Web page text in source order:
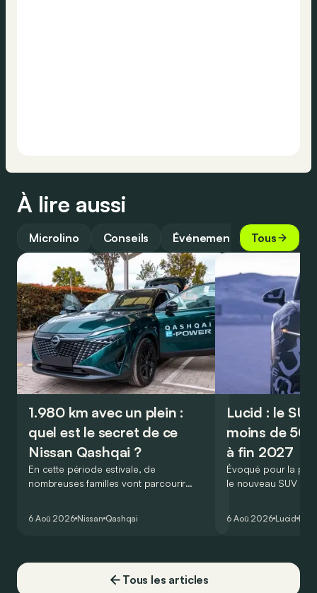
À lire aussi
Microlino Conseils Événements Tous
1.980 km avec un plein :
quel est le secret de ce
Nissan Qashqai ?
En cette période estivale, de
nombreuses familles vont parcourir
Qashqai e-Power, il serait possible de
6 Aoû 2026 Nissan Qashqai
Lucid : le
moins de
à fin 2027
Évoqué pour la
le nouveau SUV
l’année 2026.
6 Aoû 2026 Lucid
Tous les articles